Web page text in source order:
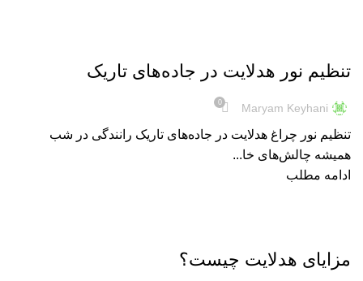
تنظیم نور هدلایت در جاده‌های تاریک
Maryam Keyhani
0
تنظیم نور چراغ هدلایت در جاده‌های تاریک رانندگی در شب
همیشه چالش‌های خا...
ادامه مطلب
مزایای هدلایت چیست؟